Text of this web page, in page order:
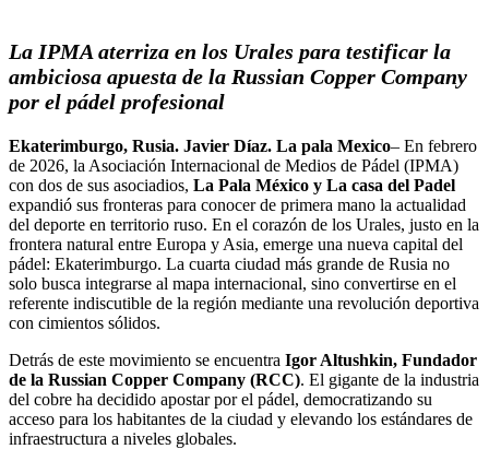
La IPMA aterriza en los Urales para testificar la
ambiciosa apuesta de la Russian Copper Company
por el pádel profesional
Ekaterimburgo, Rusia. Javier Díaz. La pala Mexico– En febrero
de 2026, la Asociación Internacional de Medios de Pádel (IPMA)
con dos de sus asociadios, La Pala México y La casa del Padel
expandió sus fronteras para conocer de primera mano la actualidad
del deporte en territorio ruso. En el corazón de los Urales, justo en la
frontera natural entre Europa y Asia, emerge una nueva capital del
pádel: Ekaterimburgo. La cuarta ciudad más grande de Rusia no
solo busca integrarse al mapa internacional, sino convertirse en el
referente indiscutible de la región mediante una revolución deportiva
con cimientos sólidos.
Detrás de este movimiento se encuentra Igor Altushkin, Fundador
de la Russian Copper Company (RCC). El gigante de la industria
del cobre ha decidido apostar por el pádel, democratizando su
acceso para los habitantes de la ciudad y elevando los estándares de
infraestructura a niveles globales.